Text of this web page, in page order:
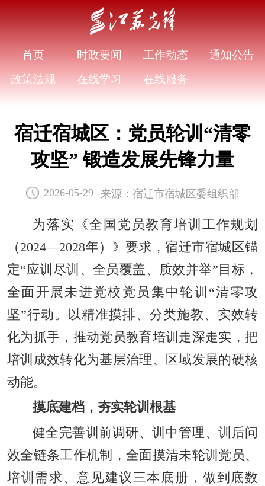
首页 时政要闻 工作动态
通知公告
政策法规
在线学习 在线服务
宿迁宿城区：党员轮训“清零
攻坚” 锻造发展先锋力量
2026-05-29 来源：宿迁市宿城区委组织部
为落实《全国党员教育培训工作规划
（2024—2028年）》要求，宿迁市宿城区锚
定“应训尽训、全员覆盖、质效并举” 目标，
全面开展未进党校党员集中轮训“清零攻
坚”行动。以精准摸排、分类施教、实效转
化为抓手，推动党员教育培训走深走实，把
培训成效转化为基层治理、区域发展的硬核
动能。
摸底建档，夯实轮训根基
健全完善训前调研、训中管理、训后问
效全链条工作机制，全面摸清未轮训党员、
培训需求、意见建议三本底册，做到底数